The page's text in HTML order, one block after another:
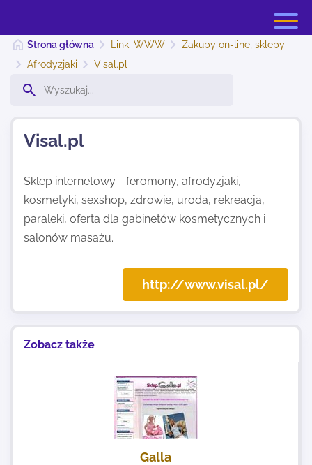
Najnowsze
Strona główna Linki WWW
Zakupy on-line, sklepy
Afrodyzjaki
Visal.pl
Visal.pl
Sklep internetowy - feromony, afrodyzjaki,
kosmetyki, sexshop, zdrowie, uroda, rekreacja,
paraleki, oferta dla gabinetów kosmetycznych i
salonów masażu.
http://www.visal.pl/
Zobacz także
Galla